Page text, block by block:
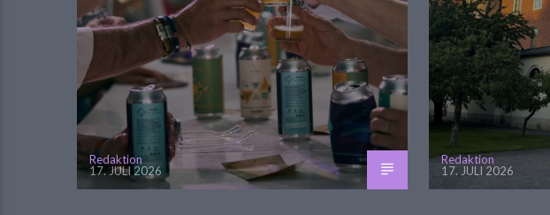
Redaktion
17. JULI 2026
Redaktion
17. JULI 2026